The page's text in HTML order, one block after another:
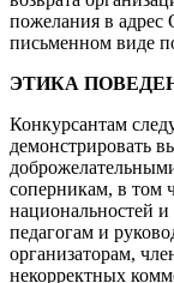
пожелания в адрес
письменном виде
ЭТИКА
Конкурсантам
демонстрировать
соперникам, в том
национальностей
педагогам и
организаторам,
некорректных